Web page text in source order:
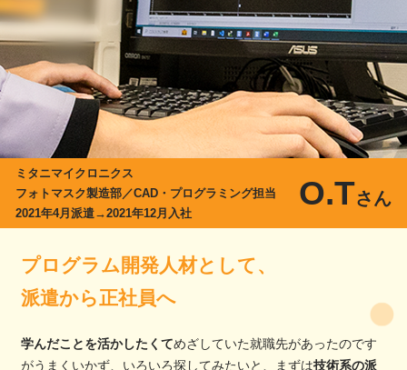
ミタニマイクロニクス
フォトマスク製造部／CAD・プログラミング担当
2021年4月派遣→2021年12月入社
O.Tさん
プログラム開発人材として、
派遣から正社員へ
学んだことを活かしたくてめざしていた就職先があったのです
がうまくいかず、いろいろ探してみたいと、まずは技術系の派